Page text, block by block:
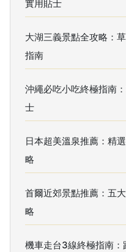
實用貼士
大湖三義景點全攻略：
指南
沖繩必吃小吃終極指南
士
日本超美溫泉推薦：精
略
首爾近郊景點推薦：五
略
機車走台3線終極指南